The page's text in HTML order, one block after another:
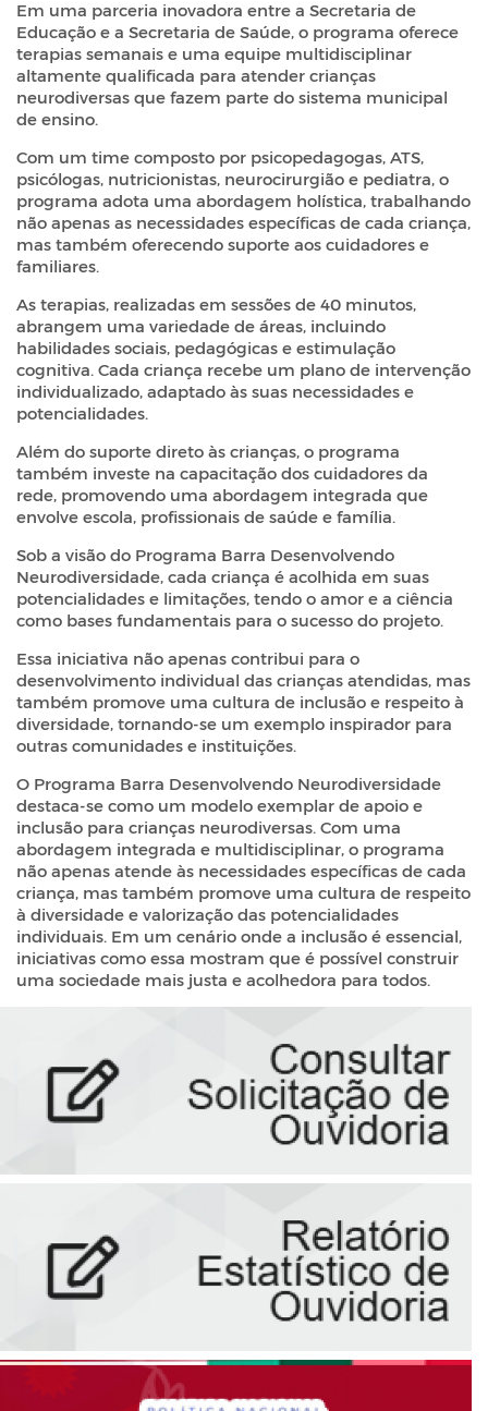
Em uma parceria inovadora entre a Secretaria de
Educação e a Secretaria de Saúde, o programa oferece
terapias semanais e uma equipe multidisciplinar
altamente qualificada para atender crianças
neurodiversas que fazem parte do sistema municipal
de ensino.
Com um time composto por psicopedagogas, ATS,
psicólogas, nutricionistas, neurocirurgião e pediatra, o
programa adota uma abordagem holística, trabalhando
não apenas as necessidades específicas de cada criança,
mas também oferecendo suporte aos cuidadores e
familiares.
As terapias, realizadas em sessões de 40 minutos,
abrangem uma variedade de áreas, incluindo
habilidades sociais, pedagógicas e estimulação
cognitiva. Cada criança recebe um plano de intervenção
individualizado, adaptado às suas necessidades e
potencialidades.
Além do suporte direto às crianças, o programa
também investe na capacitação dos cuidadores da
rede, promovendo uma abordagem integrada que
envolve escola, profissionais de saúde e família.
Sob a visão do Programa Barra Desenvolvendo
Neurodiversidade, cada criança é acolhida em suas
potencialidades e limitações, tendo o amor e a ciência
como bases fundamentais para o sucesso do projeto.
Essa iniciativa não apenas contribui para o
desenvolvimento individual das crianças atendidas, mas
também promove uma cultura de inclusão e respeito à
diversidade, tornando-se um exemplo inspirador para
outras comunidades e instituições.
O Programa Barra Desenvolvendo Neurodiversidade
destaca-se como um modelo exemplar de apoio e
inclusão para crianças neurodiversas. Com uma
abordagem integrada e multidisciplinar, o programa
não apenas atende às necessidades específicas de cada
criança, mas também promove uma cultura de respeito
à diversidade e valorização das potencialidades
individuais. Em um cenário onde a inclusão é essencial,
iniciativas como essa mostram que é possível construir
uma sociedade mais justa e acolhedora para todos.